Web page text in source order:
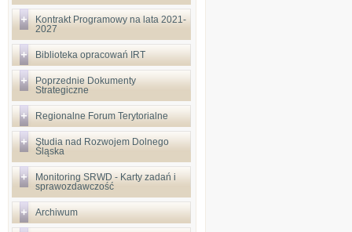
Kontrakt Programowy na lata 2021-
2027
Biblioteka opracowań IRT
Poprzednie Dokumenty
Strategiczne
Regionalne Forum Terytorialne
Studia nad Rozwojem Dolnego
Śląska
Monitoring SRWD - Karty zadań i
sprawozdawczość
Archiwum